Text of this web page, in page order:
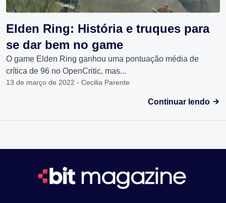
Elden Ring: História e truques para
se dar bem no game
O game Elden Ring ganhou uma pontuação média de
crítica de 96 no OpenCritic, mas...
13 de março de 2022 - Cecilia Parente
Continuar lendo